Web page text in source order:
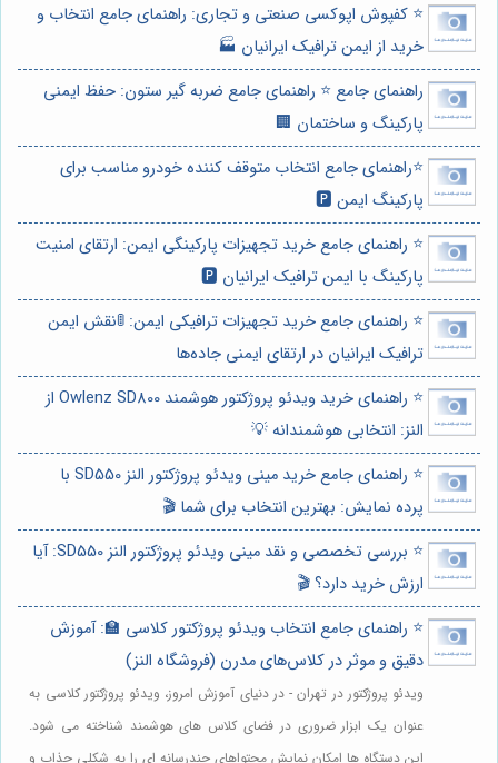
⭐️ کفپوش اپوکسی صنعتی و تجاری: راهنمای جامع انتخاب و
خرید از ایمن ترافیک ایرانیان 🏭
راهنمای جامع ⭐️ راهنمای جامع ضربه گیر ستون: حفظ ایمنی
پارکینگ و ساختمان 🏢
⭐️راهنمای جامع انتخاب متوقف کننده خودرو مناسب برای
پارکینگ ایمن 🅿️
⭐️ راهنمای جامع خرید تجهیزات پارکینگی ایمن: ارتقای امنیت
پارکینگ با ایمن ترافیک ایرانیان 🅿️
⭐️ راهنمای جامع خرید تجهیزات ترافیکی ایمن: 🚦نقش ایمن
ترافیک ایرانیان در ارتقای ایمنی جاده‌ها
⭐️ راهنمای خرید ویدئو پروژکتور هوشمند Owlenz SD800 از
النز: انتخابی هوشمندانه 💡
⭐️ راهنمای جامع خرید مینی ویدئو پروژکتور النز SD550 با
پرده نمایش: بهترین انتخاب برای شما 🎬
⭐️ بررسی تخصصی و نقد مینی ویدئو پروژکتور النز SD550: آیا
ارزش خرید دارد؟ 🎬
⭐️ راهنمای جامع انتخاب ویدئو پروژکتور کلاسی 🏫: آموزش
دقیق و موثر در کلاس‌های مدرن (فروشگاه النز)
ویدئو پروژکتور در تهران - در دنیای آموزش امروز، ویدئو پروژکتور کلاسی به
عنوان یک ابزار ضروری در فضای کلاس های هوشمند شناخته می شود.
این دستگاه ها امکان نمایش محتواهای چندرسانه ای را به شکلی جذاب و